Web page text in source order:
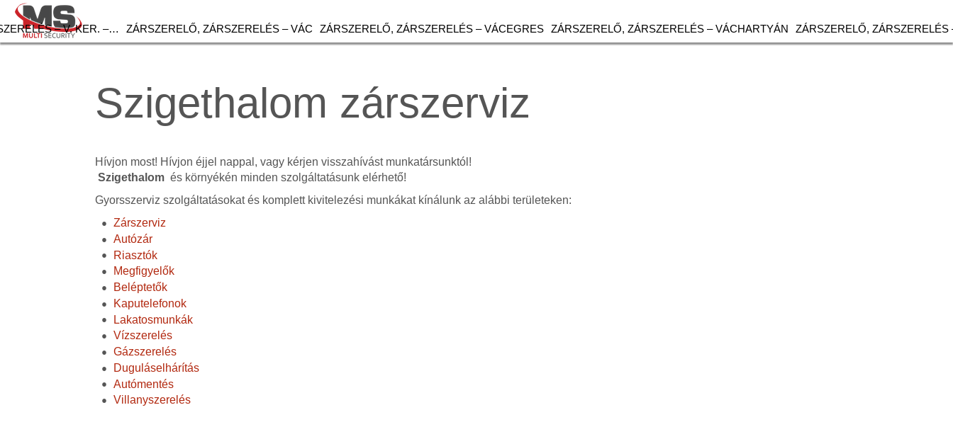
– V. KER. –… ZÁRSZERELŐ, ZÁRSZERELÉS – VÁC ZÁRSZERELŐ, ZÁRSZERELÉS – VÁCEGRES ZÁRSZERELŐ, ZÁRSZERELÉS – VÁCHARTYÁN ZÁRSZERELŐ, ZÁRSZERELÉS
Szigethalom zárszerviz
Hívjon most! Hívjon éjjel nappal, vagy kérjen visszahívást munkatársunktól!
Szigethalom és környékén minden szolgáltatásunk elérhető!
Gyorsszerviz szolgáltatásokat és komplett kivitelezési munkákat kínálunk az alábbi területeken:
Zárszerviz
Autózár
Riasztók
Megfigyelők
Beléptetők
Kaputelefonok
Lakatosmunkák
Vízszerelés
Gázszerelés
Duguláselhárítás
Autómentés
Villanyszerelés